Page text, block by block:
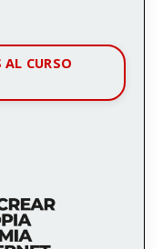
AL CURSO